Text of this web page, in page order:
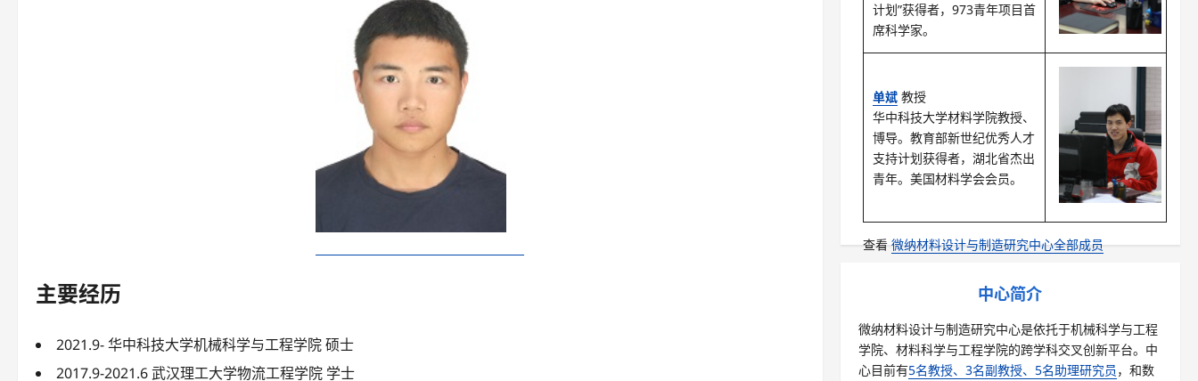
主要经历
2021.9- 华中科技大学机械科学与工程学院 硕士
2017.9-2021.6 武汉理工大学物流工程学院 学士
计划”获得者，973青年项目首
席科学家。
单斌教授
华中科技大学材料学院教授、
博导。教育部新世纪优秀人才
支持计划获得者，湖北省杰出
青年。美国材料学会会员。
查看微纳材料设计与制造研究中心全部成员
中心简介
微纳材料设计与制造研究中心是依托于机械科学与工程
学院、材料科学与工程学院的跨学科交叉创新平台。中
心目前有5名教授、3名副教授、5名助理研究员 ，和数